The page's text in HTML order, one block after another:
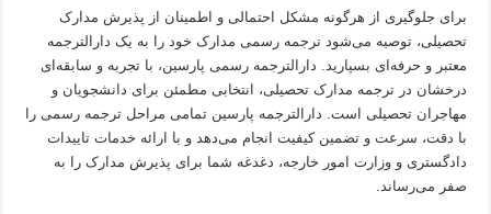
برای جلوگیری از هرگونه مشکل احتمالی و اطمینان از پذیرش مدارک
تحصیلی، توصیه می‌شود ترجمه رسمی مدارک خود را به یک دارالترجمه
معتبر و حرفه‌ای بسپارید. دارالترجمه رسمی پارسین، با تجربه و سابقه‌ای
درخشان در ترجمه مدارک تحصیلی، انتخابی مطمئن برای دانشجویان و
مهاجران تحصیلی است. دارالترجمه پارسین تمامی مراحل ترجمه رسمی را
با دقت، سرعت و تضمین کیفیت انجام می‌دهد و با ارائه خدمات تاییدات
دادگستری و وزارت امور خارجه، دغدغه شما برای پذیرش مدارک را به
صفر می‌رساند.